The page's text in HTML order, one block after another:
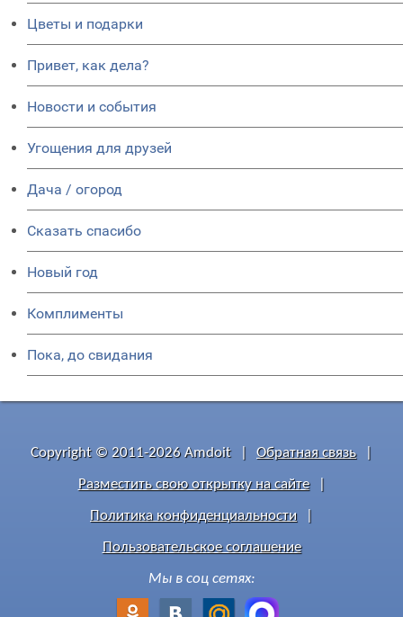
Цветы и подарки
Привет, как дела?
Новости и события
Угощения для друзей
Дача / огород
Сказать спасибо
Новый год
Комплименты
Пока, до свидания
Copyright © 2011-2026 Amdoit Обратная связь
Разместить свою открытку на сайте
Политика конфиденциальности
Пользовательское соглашение
Мы в соц сетях: